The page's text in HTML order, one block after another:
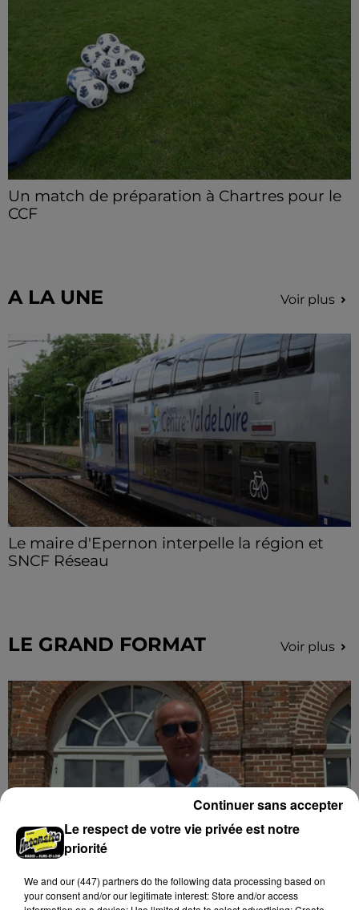
la ligne TER Paris-Chartres et demande une vigilance
particulière et un meilleur accompagnement.
Un match de préparation à Chartres pour le
CCF
A LA UNE Voir plus
Le maire d'Epernon interpelle la région et
SNCF Réseau
LE GRAND FORMAT Voir plus
Stars'Terre 2026 : Philippe Palmieri dévoile
Le respect de votre vie privée est notre
priorité
We and our (447) partnersdo the following data processing based on
your consent and/or our legitimate interest: Store and/or access
Continuer sans accepter